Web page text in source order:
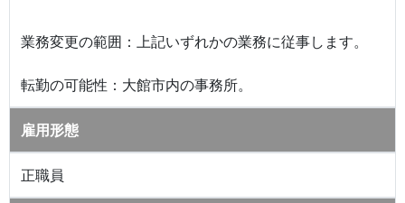
業務変更の範囲：上記いずれかの業務に従事します。
転勤の可能性：大館市内の事務所。
雇用形態
正職員